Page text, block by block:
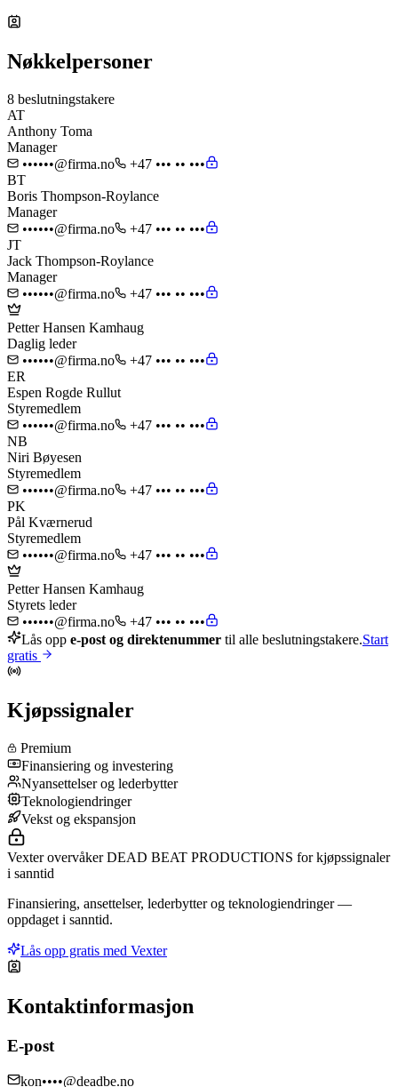
Nøkkelpersoner
8 beslutningstakere
AT
Anthony Toma
Manager
••••••@firma.no
+47 ••• •• •••
BT
Boris Thompson-Roylance
Manager
••••••@firma.no
+47 ••• •• •••
JT
Jack Thompson-Roylance
Manager
••••••@firma.no
+47 ••• •• •••
Petter Hansen Kamhaug
Daglig leder
••••••@firma.no
+47 ••• •• •••
ER
Espen Rogde Rullut
Styremedlem
••••••@firma.no
+47 ••• •• •••
NB
Niri Bøyesen
Styremedlem
••••••@firma.no
+47 ••• •• •••
PK
Pål Kværnerud
Styremedlem
••••••@firma.no
+47 ••• •• •••
Petter Hansen Kamhaug
Styrets leder
••••••@firma.no
+47 ••• •• •••
Lås opp e-post og direktenummer til alle beslutningstakere.Start
gratis
Kjøpssignaler
Premium
Finansiering og investering
Nyansettelser og lederbytter
Teknologiendringer
Vekst og ekspansjon
Vexter overvåker DEAD BEAT PRODUCTIONS for kjøpssignaler
i sanntid
Finansiering, ansettelser, lederbytter og teknologiendringer —
oppdaget i sanntid.
Lås opp gratis med Vexter
Kontaktinformasjon
E-post
kon••••@deadbe.no